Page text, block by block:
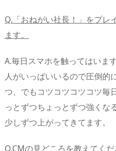
Q.「おねがい社長！」をプレ
ます。
A.毎日スマホを触ってはいま
人がいっぱいいるので圧倒的
つ、でもコツコツコツコツ毎
っとずつちょっとずつ強くな
少しずつ上がってきてます。
Q.CMの見どころを教えてくだ